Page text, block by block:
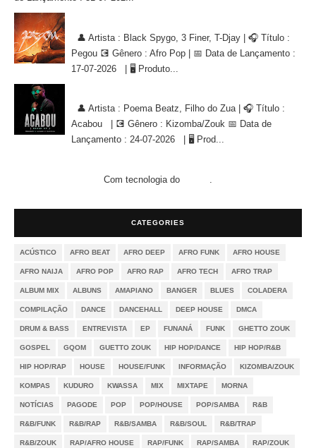
👤 Artista : Black Spygo, 3 Finer, T-Djay | 🎧 Título :
Pegou 💽 Gênero : Afro Pop | 📅 Data de Lançamento :
17-07-2026 | 🖥 Produto...
👤 Artista : Poema Beatz, Filho do Zua | 🎧 Título :
Acabou | 💽 Gênero : Kizomba/Zouk 📅 Data de
Lançamento : 24-07-2026 | 🖥 Prod...
Com tecnologia do .
CATEGORIES
ACÚSTICO AFRO BEAT AFRO DEEP AFRO FUNK AFRO HOUSE
AFRO NAIJA AFRO POP AFRO RAP AFRO TECH AFRO TRAP
ALBUM MIX ALBUNS AMAPIANO BANGER BLUES COLADERA
COMPILAÇÃO DANCE DANCEHALL DEEP HOUSE DMCA
DRUM & BASS ENTREVISTA EP FUNANÁ FUNK GHETTO ZOUK
GOSPEL GQOM GUETTO ZOUK HIP HOP/DANCE HIP HOP/R&B
HIP HOP/RAP HOUSE HOUSE/FUNK INFORMAÇÃO KIZOMBA/ZOUK
KOMPAS KUDURO KWASSA MIX MIXTAPE MORNA
NOTÍCIAS PAGODE POP POP/HOUSE POP/SAMBA R&B
R&B/FUNK R&B/RAP R&B/SAMBA R&B/SOUL R&B/TRAP
R&B/ZOUK RAP/AFRO HOUSE RAP/FUNK RAP/SAMBA RAP/ZOUK